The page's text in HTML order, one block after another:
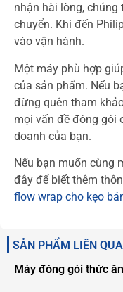
nhận hài lòng,
chuyển. Khi đến
vào vận hành.
Một máy phù hợp
của sản phẩm. Nếu
đừng quên tham
mọi vấn đề đóng gói
doanh của bạn.
Nếu bạn muốn cùng
đây để biết thêm
flow wrap cho kẹo
SẢN PHẨM LIÊN
Máy đóng gói thức